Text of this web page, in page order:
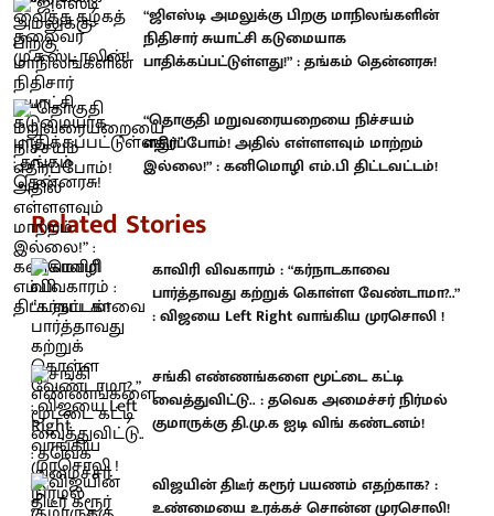
“ஜிஎஸ்டி அமலுக்கு பிறகு மாநிலங்களின்
நிதிசார் சுயாட்சி கடுமையாக
பாதிக்கப்பட்டுள்ளது!” : தங்கம் தென்னரசு!
“தொகுதி மறுவரையறையை நிச்சயம்
எதிர்ப்போம்! அதில் எள்ளளவும் மாற்றம்
இல்லை!” : கனிமொழி எம்.பி திட்டவட்டம்!
Related Stories
காவிரி விவகாரம் : “கர்நாடகாவை
பார்த்தாவது கற்றுக் கொள்ள வேண்டாமா?..”
: விஜயை Left Right வாங்கிய முரசொலி !
சங்கி எண்ணங்களை மூட்டை கட்டி
வைத்துவிட்டு.. : தவெக அமைச்சர் நிர்மல்
குமாருக்கு தி.மு.க ஐடி விங் கண்டனம்!
விஜயின் திடீர் கரூர் பயணம் எதற்காக? :
உண்மையை உரக்கச் சொன்ன முரசொலி!